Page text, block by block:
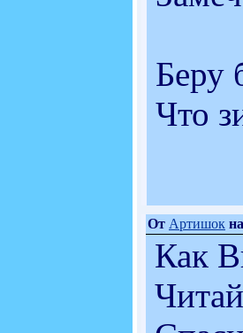
Беру
Что
От Артишок на
Как